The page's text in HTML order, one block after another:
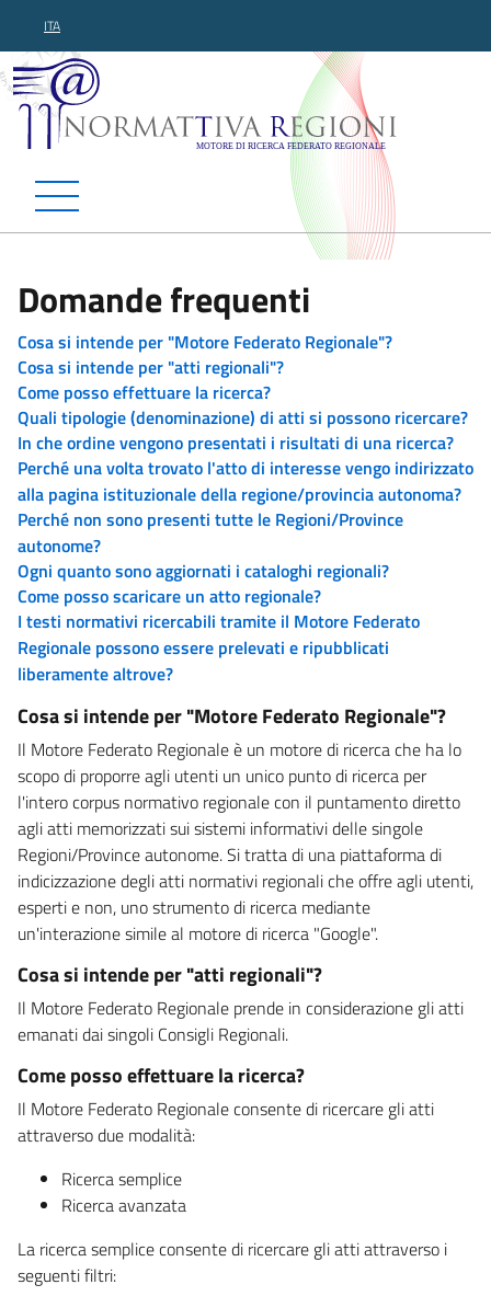
ITA
Normattiva Regioni -
Domande frequenti
Cosa si intende per "Motore Federato Regionale"?
Cosa si intende per "atti regionali"?
Come posso effettuare la ricerca?
Quali tipologie (denominazione) di atti si possono ricercare?
In che ordine vengono presentati i risultati di una ricerca?
Perché una volta trovato l'atto di interesse vengo indirizzato
alla pagina istituzionale della regione/provincia autonoma?
Perché non sono presenti tutte le Regioni/Province
autonome?
Ogni quanto sono aggiornati i cataloghi regionali?
Come posso scaricare un atto regionale?
I testi normativi ricercabili tramite il Motore Federato
Regionale possono essere prelevati e ripubblicati
liberamente altrove?
Cosa si intende per "Motore Federato Regionale"?
Il Motore Federato Regionale è un motore di ricerca che ha lo
scopo di proporre agli utenti un unico punto di ricerca per
l'intero corpus normativo regionale con il puntamento diretto
agli atti memorizzati sui sistemi informativi delle singole
Regioni/Province autonome. Si tratta di una piattaforma di
indicizzazione degli atti normativi regionali che offre agli utenti,
esperti e non, uno strumento di ricerca mediante
un'interazione simile al motore di ricerca "Google".
Cosa si intende per "atti regionali"?
Il Motore Federato Regionale prende in considerazione gli atti
emanati dai singoli Consigli Regionali.
Come posso effettuare la ricerca?
Il Motore Federato Regionale consente di ricercare gli atti
attraverso due modalità:
Ricerca semplice
Ricerca avanzata
La ricerca semplice consente di ricercare gli atti attraverso i
seguenti filtri: